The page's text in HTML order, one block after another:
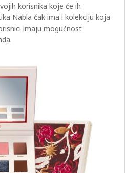
korisnika koje će ih
Nabla čak ima i kolekciju koja
imaju mogućnost